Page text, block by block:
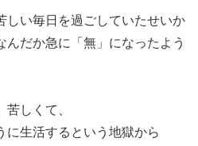
しい毎日を過ごしていたせいか
んだか急に「無」になったよう
しくて、
に生活するという地獄から